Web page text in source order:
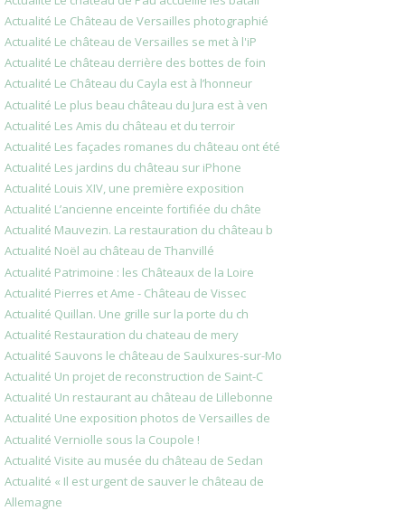
Actualité Le Château de Versailles photographié
Actualité Le château de Versailles se met à l'iP
Actualité Le château derrière des bottes de foin
Actualité Le Château du Cayla est à l’honneur
Actualité Le plus beau château du Jura est à ven
Actualité Les Amis du château et du terroir
Actualité Les façades romanes du château ont été
Actualité Les jardins du château sur iPhone
Actualité Louis XIV, une première exposition
Actualité L’ancienne enceinte fortifiée du châte
Actualité Mauvezin. La restauration du château b
Actualité Noël au château de Thanvillé
Actualité Patrimoine : les Châteaux de la Loire
Actualité Pierres et Ame - Château de Vissec
Actualité Quillan. Une grille sur la porte du ch
Actualité Restauration du chateau de mery
Actualité Sauvons le château de Saulxures-sur-Mo
Actualité Un projet de reconstruction de Saint-C
Actualité Un restaurant au château de Lillebonne
Actualité Une exposition photos de Versailles de
Actualité Verniolle sous la Coupole !
Actualité Visite au musée du château de Sedan
Actualité « Il est urgent de sauver le château de
Allemagne